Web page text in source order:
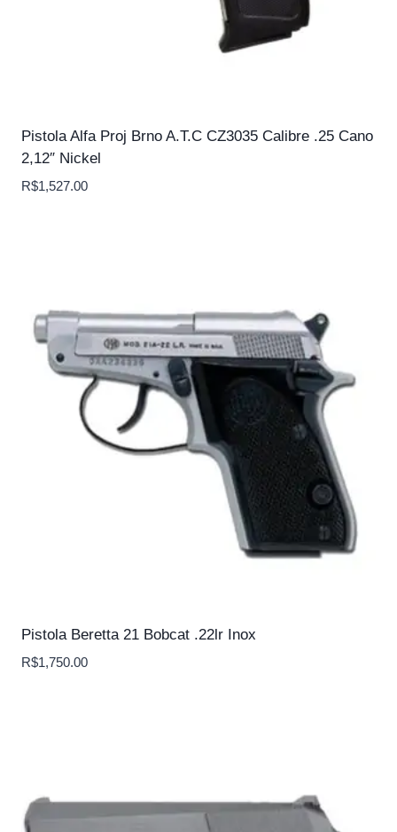
Pistola Alfa Proj Brno A.T.C CZ3035 Calibre .25 Cano
2,12″ Nickel
R$1,527.00
Pistola Beretta 21 Bobcat .22lr Inox
R$1,750.00